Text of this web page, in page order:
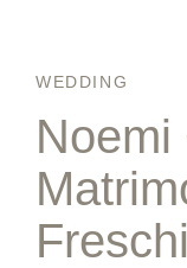
WEDDING
Noemi